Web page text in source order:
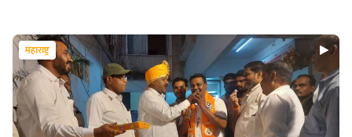
महाराष्ट्र